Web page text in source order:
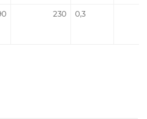
230 0,3